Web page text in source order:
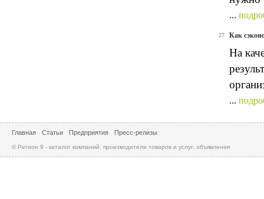
...
27. Как
На
...
Главная Статьи Предприятия Пресс-релизы
© Регион 9 - каталог компаний, производители товаров и услуг, объявления